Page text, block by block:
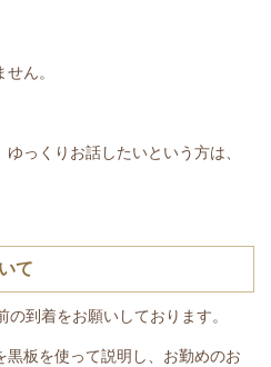
ん。
っくりお話したいという方は、
て
到着をお願いしております。
板を使って説明し、お勤めのお